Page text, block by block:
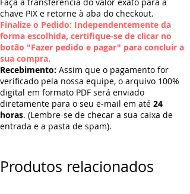
chave PIX e retorne à aba do checkout.
Finalize o Pedido: Independentemente da
forma escolhida, certifique-se de clicar no
botão "Fazer pedido e pagar" para concluir a
sua compra.
Recebimento: Assim que o pagamento for
verificado pela nossa equipe, o arquivo 100%
digital em formato PDF será enviado
diretamente para o seu e-mail em até 24
horas. (Lembre-se de checar a sua caixa de
entrada e a pasta de spam).
Produtos relacionados